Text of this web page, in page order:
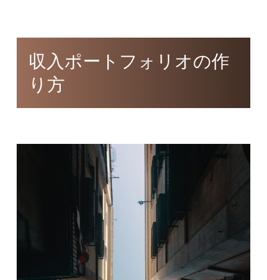
収入ポートフォリオの作
り方